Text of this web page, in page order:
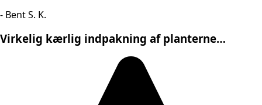
- Bent S. K.
Virkelig kærlig indpakning af planterne…